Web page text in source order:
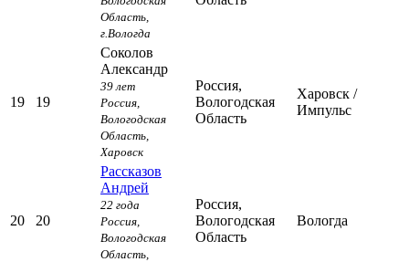
Область,
г.Вологда
19 19
Соколов
Александр
39 лет
Россия,
Вологодская
Область,
Харовск
Россия,
Вологодская
Область
Харовск /
Импульс
20 20
Рассказов
Андрей
22 года
Россия,
Вологодская
Область,
Россия,
Вологодская
Область
Вологда